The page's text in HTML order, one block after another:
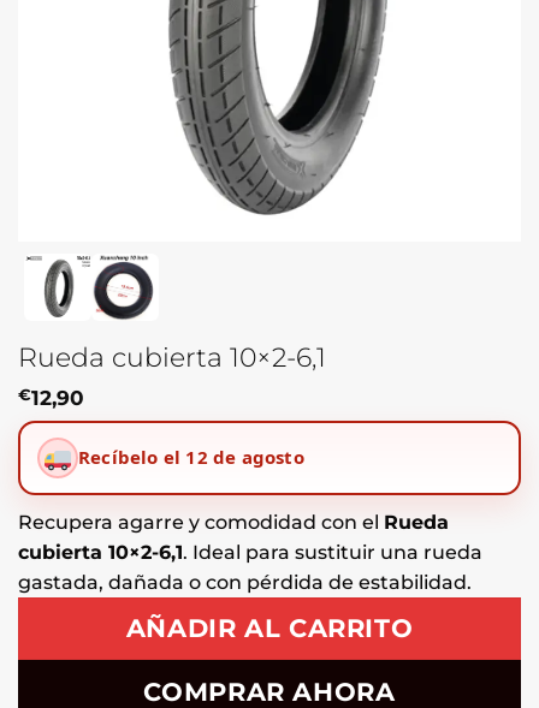
Rueda cubierta 10×2-6,1
€12,90
Recíbelo el 12 de agosto
Recupera agarre y comodidad con el Rueda
cubierta 10×2-6,1. Ideal para sustituir una rueda
gastada, dañada o con pérdida de estabilidad.
AÑADIR AL CARRITO
COMPRAR AHORA